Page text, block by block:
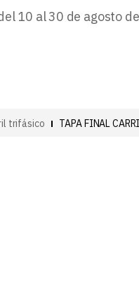
10 al 30 de agosto
trifásico TAPA FINAL